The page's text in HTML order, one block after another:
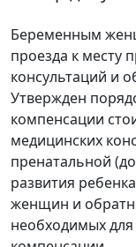
Беременным
проезда к месту
консультаций и
Утвержден
компенсации
медицинских
пренатальной
развития
женщин и
необходимых